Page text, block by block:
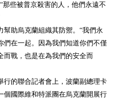
那些被普京殺害的人，他們永遠不
助烏克蘭組織其防禦。“我們永
們在一起。因為我們知道你們不僅
而戰，也是在為我們的安全而
行的聯合記者會上，波蘭副總理卡
個國際維和特派團在烏克蘭開展行